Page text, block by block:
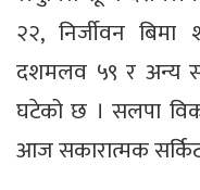
२२, निर्जीवन
दशमलव ५९ र अन्य
घटेको छ । सलपा
आज सकारात्मक